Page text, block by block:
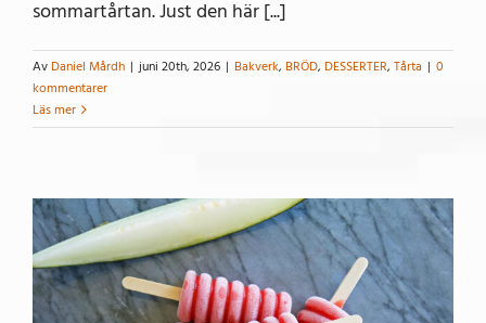
sommartårtan. Just den här [...]
Av Daniel Mårdh | juni 20th, 2026 | Bakverk, BRÖD, DESSERTER, Tårta | 0
kommentarer
Läs mer